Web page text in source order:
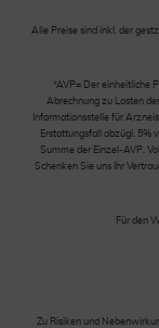
Alle Preise sind inkl. der
*AVP= Der einheitliche
Abrechnung zu Lasten
Informationsstelle für
Erstattungsfall abzügl. 5%
Summe der Einzel-AVP.
Schenken Sie uns Ihr
Für den
Zu Risiken und